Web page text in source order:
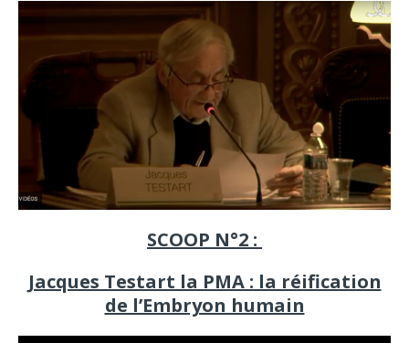
SCOOP N°2 :
Jacques Testart la PMA : la réification
de l’Embryon humain